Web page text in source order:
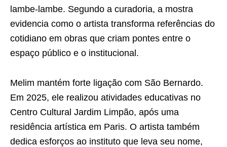
lambe-lambe. Segundo a curadoria, a mostra
evidencia como o artista transforma referências do
cotidiano em obras que criam pontes entre o
espaço público e o institucional.
Melim mantém forte ligação com São Bernardo.
Em 2025, ele realizou atividades educativas no
Centro Cultural Jardim Limpão, após uma
residência artística em Paris. O artista também
dedica esforços ao instituto que leva seu nome,